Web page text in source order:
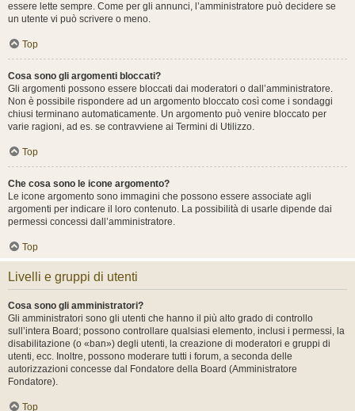
essere lette sempre. Come per gli annunci, l’amministratore può decidere se
un utente vi può scrivere o meno.
Top
Cosa sono gli argomenti bloccati?
Gli argomenti possono essere bloccati dai moderatori o dall’amministratore.
Non è possibile rispondere ad un argomento bloccato così come i sondaggi
chiusi terminano automaticamente. Un argomento può venire bloccato per
varie ragioni, ad es. se contravviene ai Termini di Utilizzo.
Top
Che cosa sono le icone argomento?
Le icone argomento sono immagini che possono essere associate agli
argomenti per indicare il loro contenuto. La possibilità di usarle dipende dai
permessi concessi dall’amministratore.
Top
Livelli e gruppi di utenti
Cosa sono gli amministratori?
Gli amministratori sono gli utenti che hanno il più alto grado di controllo
sull’intera Board; possono controllare qualsiasi elemento, inclusi i permessi, la
disabilitazione (o «ban») degli utenti, la creazione di moderatori e gruppi di
utenti, ecc. Inoltre, possono moderare tutti i forum, a seconda delle
autorizzazioni concesse dal Fondatore della Board (Amministratore
Fondatore).
Top